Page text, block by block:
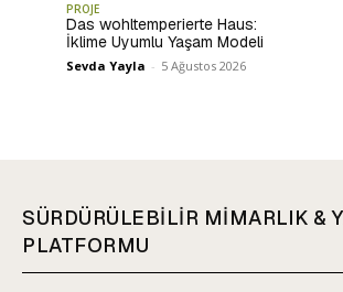
PROJE
Das wohltemperierte Haus:
İklime Uyumlu Yaşam Modeli
Sevda Yayla - 5 Ağustos 2026
SÜRDÜRÜLEBİLİR MİMARLIK &
PLATFORMU